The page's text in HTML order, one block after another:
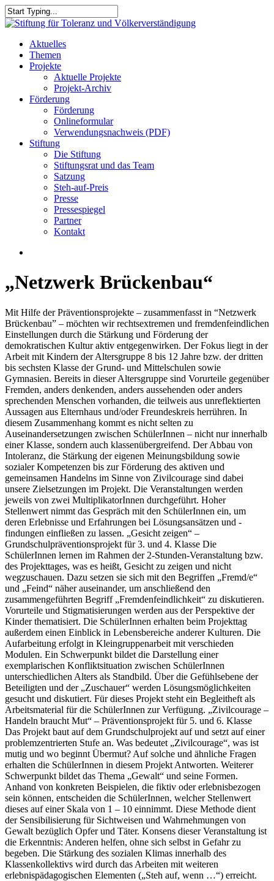
Skip
to
content
Close
search
Menu
Aktuelles
Themen
Projekte
Aktuelle Projekte
Projekt-Archiv
Förderung
Förderung
Onlineformular
Verwendungsnachweis (PDF)
Stiftung
Die Stiftung
Stiftungsrat und das Team
Satzung
Steh-auf-Preis
Presse
Pressespiegel
Partner
Kontakt
„Netzwerk Brückenbau“
Mit Hilfe der Präventionsprojekte – zusammenfasst in “Netzwerk
Brückenbau” – möchten wir rechtsextremen und fremdenfeindlichen
Einstellungen durch die Stärkung und Förderung der
demokratischen Kultur aktiv entgegenwirken. Der Fokus liegt in der
Arbeit mit Kindern der Altersgruppe 8 bis 12 Jahre bzw. der dritten
bis sechsten Klasse der Grund- und Mittelschulen sowie
Gymnasien. Bereits in dieser Altersgruppe sind Vorurteile gegenüber
Fremden, anders denkenden, anders aussehenden oder anders
sprechenden Menschen vorhanden, die teilweis aus unreflektierten
Aussagen aus Elternhaus und/oder Freundeskreis herrühren. In
diesem Zusammenhang kommt es nicht selten zu
Auseinandersetzungen zwischen SchülerInnen – nicht nurinnerhalb
einer Klasse, sondern auch klassenübergreifend. Der Abbau von
Intoleranz, die Stärkung der eigenen Meinungsbildung sowie
sozialer Kompetenzen bis zur Förderung des aktiven und
gemeinsamen Handelns im Sinne von Zivilcourage sind dabei
unsere Zielsetzungen im Projekt. Die Veranstaltungen werden
jeweils von zwei MultiplikatorInnen durchgeführt. Hoher
Stellenwert nimmt das Gespräch mit den SchülerInnen ein, um
deren Erlebnisse und Erfahrungen bei Lösungsansätzen und -
findungen einfließen zu lassen. „Gesicht zeigen“ –
Grundschulpräventionsprojekt für 3. und 4. Klasse Die
SchülerInnen lernen im Rahmen der 2-Stunden-Veranstaltung bzw.
des Projekttages, was es heißt, Gesicht zu zeigen und nicht
wegzuschauen. Dazu setzen sie sich mit den Begriffen „Fremd/e“
und „Feind“ näher auseinander, um anschließend den
zusammengeführten Begriff „Fremdenfeindlichkeit“ zu diskutieren.
Vorurteile und Stigmatisierungen werden aus der Perspektive der
Kinder thematisiert. Die SchülerInnen erhalten beim Projekttag
außerdem einen Einblick in Lebensbereiche anderer Kulturen. Die
Aufarbeitung erfolgt in Kleingruppenarbeit mit verschieden
Modulen. Ein Schwerpunkt bildet die Darstellung einer
exemplarischen Konfliktsituation zwischen SchülerInnen
unterschiedlichen Alters als Standbild. Über die Gefühlsebene der
Beteiligten und der „Zuschauer“ werden Lösungsmöglichkeiten
gesucht und diskutiert. Für dieses Projekt steht ein Begleitheft als
Arbeitsmaterial für die SchülerInnen zur Verfügung. „Zivilcourage –
Handeln braucht Mut“ – Präventionsprojekt für 5. und 6. Klasse
Das Projekt baut auf dem Grundschulprojekt auf und setzt auf einer
problemzentrierten Stufe an. Was bedeutet „Zivilcourage“, was ist
mutig und wo beginnt Übermut? Auf solche und ähnliche Fragen
erhalten die SchülerInnen in diesem Projekt Antworten. Weiterer
Schwerpunkt bildet das Thema „Gewalt“ und seine Formen.
Anhand von konkreten Beispielen, die fiktiv oder erlebnisbezogen
sein können, entscheiden die SchülerInnen, welcher Stellenwert
dieses auf einer Skala von 1 – 10 einnimmt. Diese Methode dient
der Sensibilisierung für Sichtweisen und Wahrnehmungen von
Gewalt bezüglich Opfer und Täter. Konsens dieser Veranstaltung ist
die Erkenntnis: Anderen helfen, ohne sich selbst in Gefahr zu
begeben. Die Stärkung des sozialen Klimas innerhalb des
Klassenkollektivs wird durch das Arbeiten mit weiteren
erlebnispädagogischen Elementen („Steh auf, wenn …“) erreicht.